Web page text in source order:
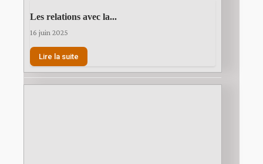
Les relations avec la...
16 juin 2025
Lire la suite